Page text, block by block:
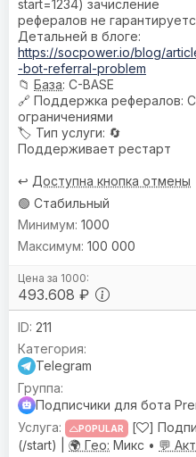
start=1234) зачисление
рефералов не
Детальней в блоге:
https://socpower.io/blog/
-bot-referral-problem
📁 База: C-BASE
🔗 Поддержка рефералов: С
ограничениями
🏷️ Тип услуги: 🔄
Поддерживает рестарт
↩️ Доступна кнопка отмены
🟢 Стабильный
493.608 ₽
1000
100 000
211
Telegram
Подписчики для бота
POPULAR [
]
(/start) | 🌍 Гео: Микс • 💬